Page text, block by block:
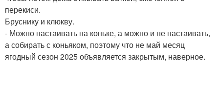
перекиси.
Бруснику и клюкву.
- Можно настаивать на коньке, а можно и не настаивать,
а собирать с коньяком, поэтому что не май месяц
ягодный сезон 2025 объявляется закрытым, наверное.